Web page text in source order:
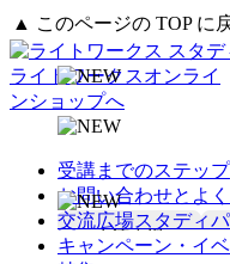
▲ このページの TOP に
ライトワークスオンライ
ンショップへ
受講までのステップ
お問い合わせとよ
交流広場スタディ
キャンペーン・イ